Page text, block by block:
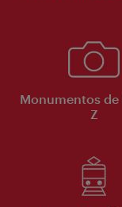
Monumentos de
Z